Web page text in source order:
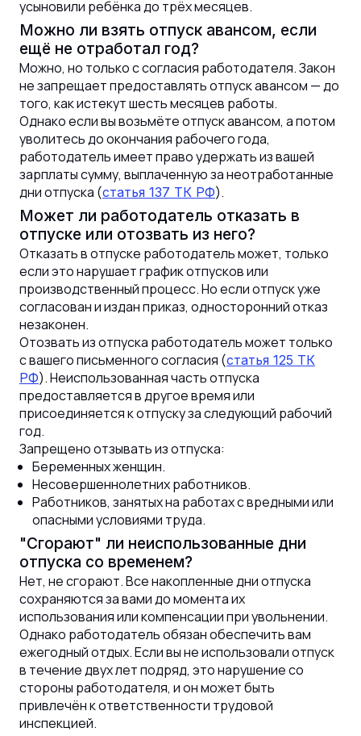
усыновили ребёнка до трёх месяцев.
Можно ли взять отпуск авансом, если
ещё не отработал год?
Можно, но только с согласия работодателя. Закон
не запрещает предоставлять отпуск авансом — до
того, как истекут шесть месяцев работы.
Однако если вы возьмёте отпуск авансом, а потом
уволитесь до окончания рабочего года,
работодатель имеет право удержать из вашей
зарплаты сумму, выплаченную за неотработанные
дни отпуска (статья 137 ТК РФ).
Может ли работодатель отказать в
отпуске или отозвать из него?
Отказать в отпуске работодатель может, только
если это нарушает график отпусков или
производственный процесс. Но если отпуск уже
согласован и издан приказ, односторонний отказ
незаконен.
Отозвать из отпуска работодатель может только
с вашего письменного согласия (статья 125 ТК
РФ). Неиспользованная часть отпуска
предоставляется в другое время или
присоединяется к отпуску за следующий рабочий
год.
Запрещено отзывать из отпуска:
Беременных женщин.
Несовершеннолетних работников.
Работников, занятых на работах с вредными или
опасными условиями труда.
"Сгорают" ли неиспользованные дни
отпуска со временем?
Нет, не сгорают. Все накопленные дни отпуска
сохраняются за вами до момента их
использования или компенсации при увольнении.
Однако работодатель обязан обеспечить вам
ежегодный отдых. Если вы не использовали отпуск
в течение двух лет подряд, это нарушение со
стороны работодателя, и он может быть
привлечён к ответственности трудовой
инспекцией.